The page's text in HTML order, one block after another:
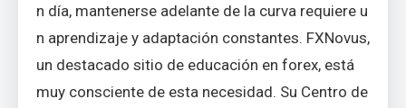
n día, mantenerse adelante de la curva requiere u
n aprendizaje y adaptación constantes. FXNovus,
un destacado sitio de educación en forex, está
muy consciente de esta necesidad. Su Centro de